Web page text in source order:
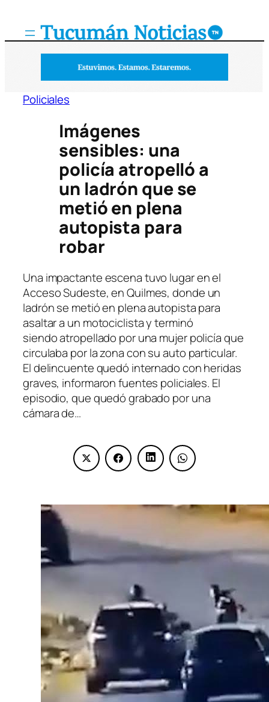
Policiales
Imágenes
sensibles: una
policía atropelló a
un ladrón que se
metió en plena
autopista para
robar
Una impactante escena tuvo lugar en el
Acceso Sudeste, en Quilmes, donde un
ladrón se metió en plena autopista para
asaltar a un motociclista y terminó
siendo atropellado por una mujer policía que
circulaba por la zona con su auto particular.
El delincuente quedó internado con heridas
graves, informaron fuentes policiales. El
episodio, que quedó grabado por una
cámara de…